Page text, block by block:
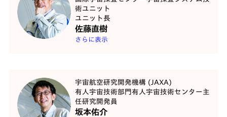
術ユニット
ユニット長
佐藤直樹
さらに表示
宇宙航空研究開発機構 (JAXA)
有人宇宙技術部門有人宇宙技術センター主
任研究開発員
坂本佑介